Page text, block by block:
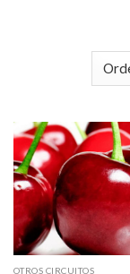
OTROS CIRCUITOS